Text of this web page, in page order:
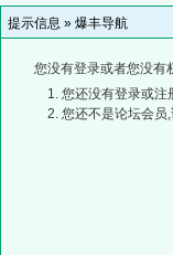
提示信息 » 爆丰导航
您没有登录或者您没有
您还没有登录或注
您还不是论坛会员